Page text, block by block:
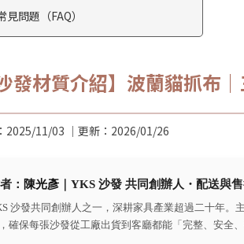
見問題（FAQ）
沙發材質介紹】波蘭貓抓布
2025/11/03 ｜更新： 2026/01/26
： 陳光彥｜YKS 沙發 共同創辦人・配送與
沙發共同創辦人之一，深耕家具產業超過二十年。
確保每張沙發從工廠出貨到客廳都能「完整、安全、